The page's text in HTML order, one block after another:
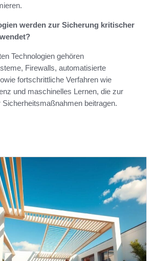
werden zur Sicherung kritischer
Technologien gehören
Firewalls, automatisierte
fortschrittliche Verfahren wie
und maschinelles Lernen, die zur
beitragen.